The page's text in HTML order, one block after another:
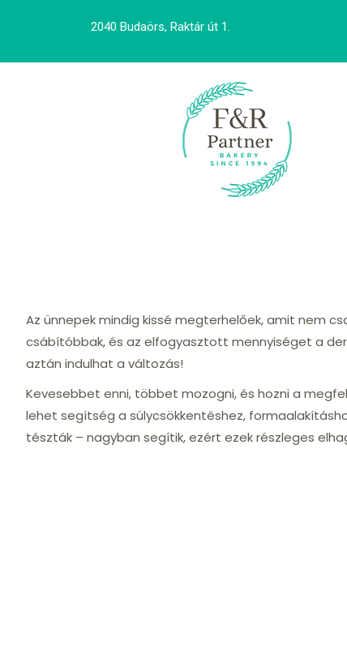
2040 Budaörs, Raktár út 1.
Az ünnepek mindig kissé megterhelőek, amit nem
csábítóbbak, és az elfogyasztott mennyiséget a
aztán indulhat a változás!
Kevesebbet enni, többet mozogni, és hozni a
lehet segítség a súlycsökkentéshez,
tészták – nagyban segítik, ezért ezek részleges